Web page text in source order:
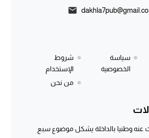
سياسة
الخصوصية
شروط
الإستخدام
من نحن
عنه وطنيا بالداخلة يشكل موضوع سبع